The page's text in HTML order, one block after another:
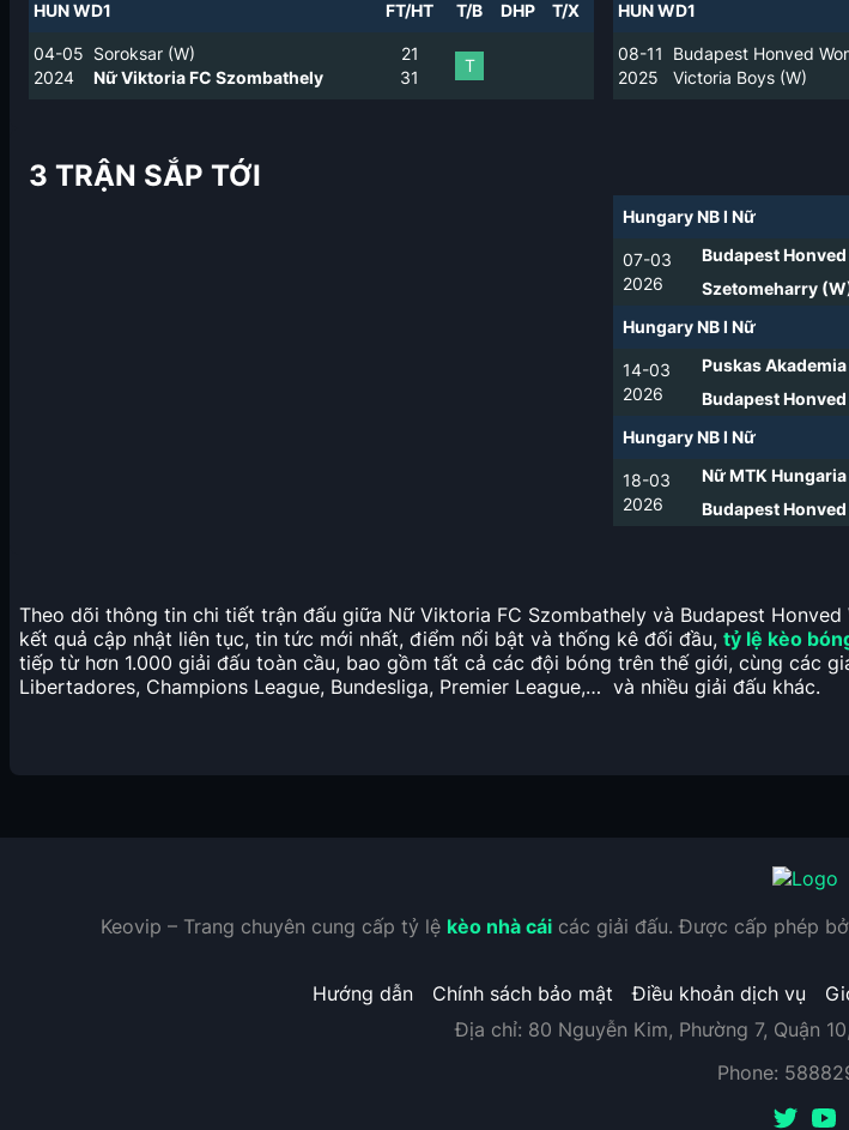
HUN WD1 FT/HT T/B DHP T/X
04-05
2024
Soroksar (W)
Nữ Viktoria FC Szombathely
2
3
1
1
T
HUN WD1
08-11
2025
Budapest Honved
Victoria Boys (W)
3 TRẬN SẮP TỚI
Hungary NB I Nữ
07-03
2026
Budapest
Szetomeharry
Hungary NB I Nữ
14-03
2026
Puskas
Budapest
Hungary NB I Nữ
18-03
2026
Nữ MTK Hungaria
Budapest
Theo dõi thông tin chi tiết trận đấu giữa Nữ Viktoria FC Szombathely và Budapest
kết quả cập nhật liên tục, tin tức mới nhất, điểm nổi bật và thống kê đối đầu, tỷ lệ kèo
tiếp từ hơn 1.000 giải đấu toàn cầu, bao gồm tất cả các đội bóng trên thế giới, cùng các
Libertadores, Champions League, Bundesliga, Premier League,… và nhiều giải đấu khác.
Keovip – Trang chuyên cung cấp tỷ lệ kèo nhà cái các giải đấu. Được cấp phép
Hướng dẫn Chính sách bảo mật Điều khoản dịch vụ
Địa chỉ: 80 Nguyễn Kim, Phường 7, Quận
Phone: